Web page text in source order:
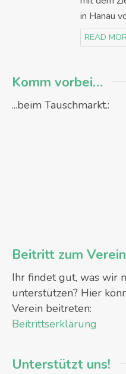
in Hanau
READ
Komm vorbei…
...beim Tauschmarkt.:
Beitritt zum Verein
Ihr findet gut, was wir
unterstützen? Hier
Verein beitreten:
Beitrittserklärung
Unterstützt uns!